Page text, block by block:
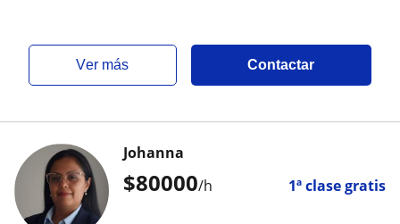
ver más Contactar
$80000/h 1ª clase gratis
Johanna